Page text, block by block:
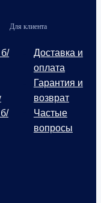
Для клиента
Доставка и
оплата
Гарантия и
возврат
Частые
вопросы